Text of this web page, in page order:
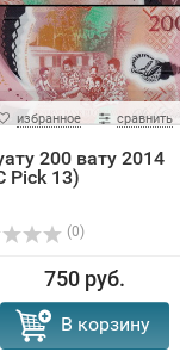
избранное сравнить
200 вату 2014
Pick 13)
(0)
750 руб.
В корзину